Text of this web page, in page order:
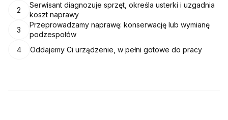
2
Serwisant diagnozuje sprzęt, określa usterki i uzgadnia
koszt naprawy
3
Przeprowadzamy naprawę: konserwację lub wymianę
podzespołów
4
Oddajemy Ci urządzenie, w pełni gotowe do pracy